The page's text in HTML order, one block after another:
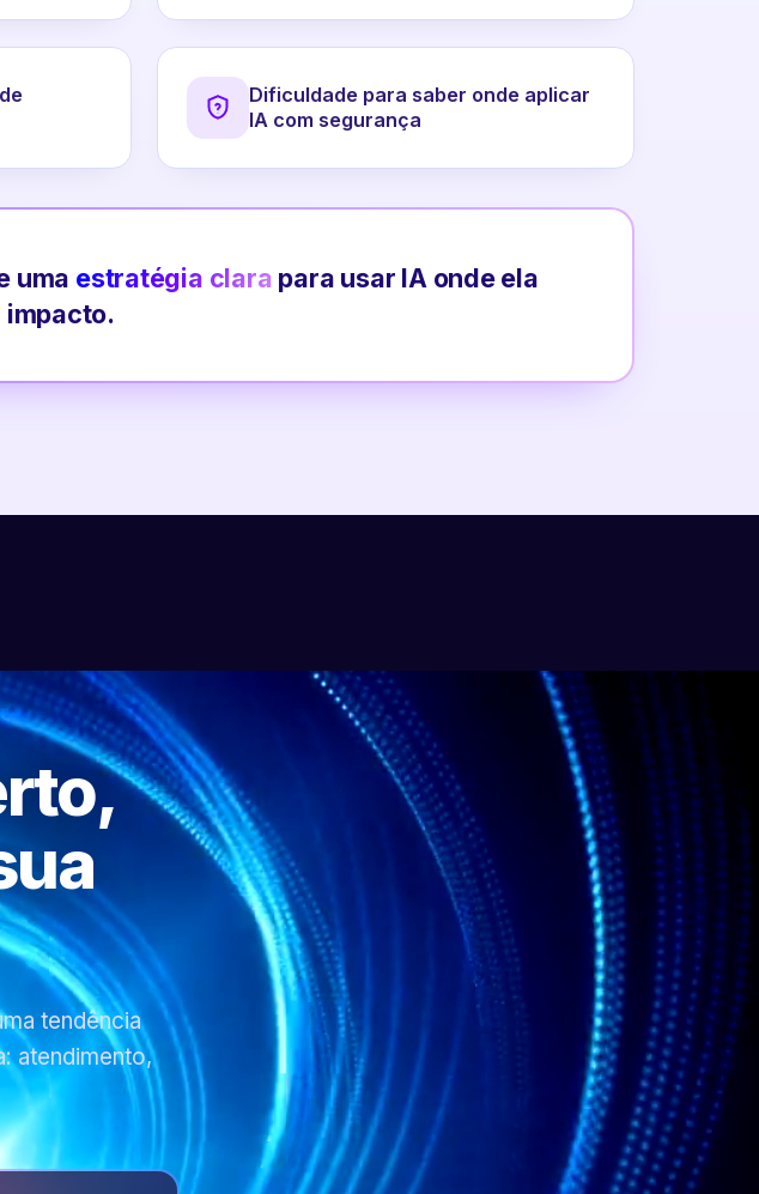
Dificuldade para saber onde aplicar
IA com segurança
uma estratégia clara para usar IA onde ela
impacto.
tendência
atendimento,